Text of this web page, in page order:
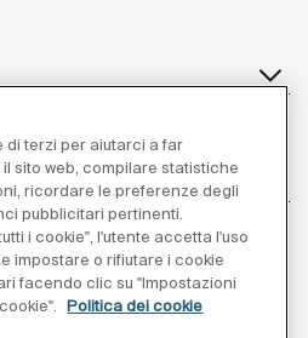
di terzi per aiutarci a far
sito web, compilare statistiche
ricordare le preferenze degli
pubblicitari pertinenti.
i cookie", l'utente accetta l'uso
impostare o rifiutare i cookie
facendo clic su "Impostazioni
Politica dei cookie